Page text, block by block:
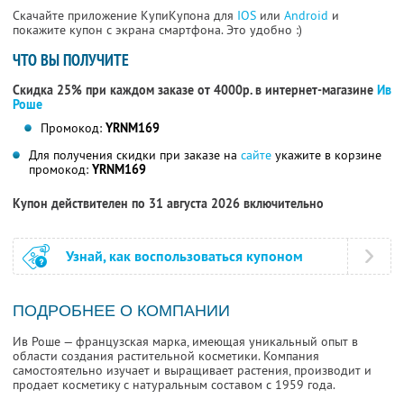
Скачайте приложение КупиКупона для IOS или Android и
покажите купон с экрана смартфона. Это удобно :)
ЧТО ВЫ ПОЛУЧИТЕ
Скидка 25% при каждом заказе от 4000р. в интернет-магазине Ив
Роше
Промокод: YRNM169
Для получения скидки при заказе на сайте укажите в корзине
промокод: YRNM169
Купон действителен по 31 августа 2026 включительно
Узнай, как воспользоваться купоном
ПОДРОБНЕЕ О КОМПАНИИ
Ив Роше — французская марка, имеющая уникальный опыт в
области создания растительной косметики. Компания
самостоятельно изучает и выращивает растения, производит и
продает косметику с натуральным составом с 1959 года.